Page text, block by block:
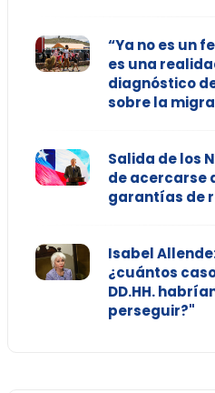
“Ya no es un
es una
diagnóstico
sobre la
Salida de los
de acercarse
garantías de
Isabel
¿cuántos
DD.HH.
perseguir?"